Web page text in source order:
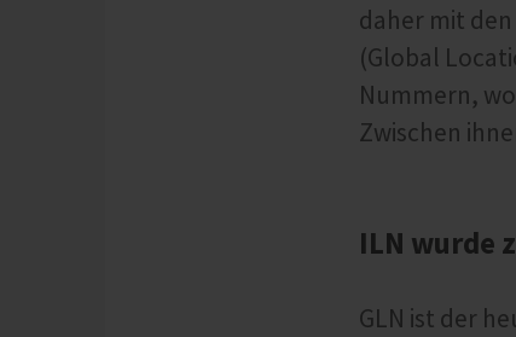
daher mit
(Global
Nummern,
Zwischen
ILN wurde
GLN ist der